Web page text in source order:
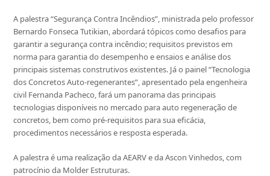
A palestra “Segurança Contra Incêndios”, ministrada pelo professor
Bernardo Fonseca Tutikian, abordará tópicos como desafios para
garantir a segurança contra incêndio; requisitos previstos em
norma para garantia do desempenho e ensaios e análise dos
principais sistemas construtivos existentes. Já o painel “Tecnologia
dos Concretos Auto-regenerantes”, apresentado pela engenheira
civil Fernanda Pacheco, fará um panorama das principais
tecnologias disponíveis no mercado para auto regeneração de
concretos, bem como pré-requisitos para sua eficácia,
procedimentos necessários e resposta esperada.
A palestra é uma realização da AEARV e da Ascon Vinhedos, com
patrocínio da Molder Estruturas.